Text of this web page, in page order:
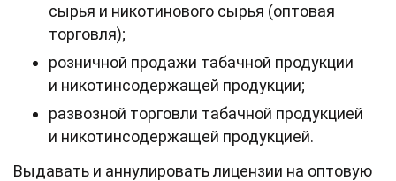
сырья и никотинового сырья (оптовая
торговля);
розничной продажи табачной продукции
и никотинсодержащей продукции;
развозной торговли табачной продукцией
и никотинсодержащей продукцией.
Выдавать и аннулировать лицензии на оптовую